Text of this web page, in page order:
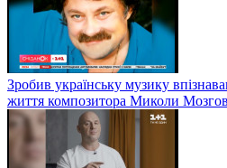
Зробив українську музику
життя композитора Миколи